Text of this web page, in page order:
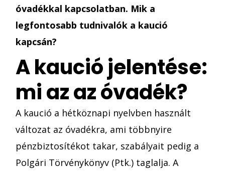
óvadékkal kapcsolatban. Mik a
legfontosabb tudnivalók a kaució
kapcsán?
A kaució jelentése:
mi az az óvadék?
A kaució a hétköznapi nyelvben használt
változat az óvadékra, ami többnyire
pénzbiztosítékot takar, szabályait pedig a
Polgári Törvénykönyv (Ptk.) taglalja. A